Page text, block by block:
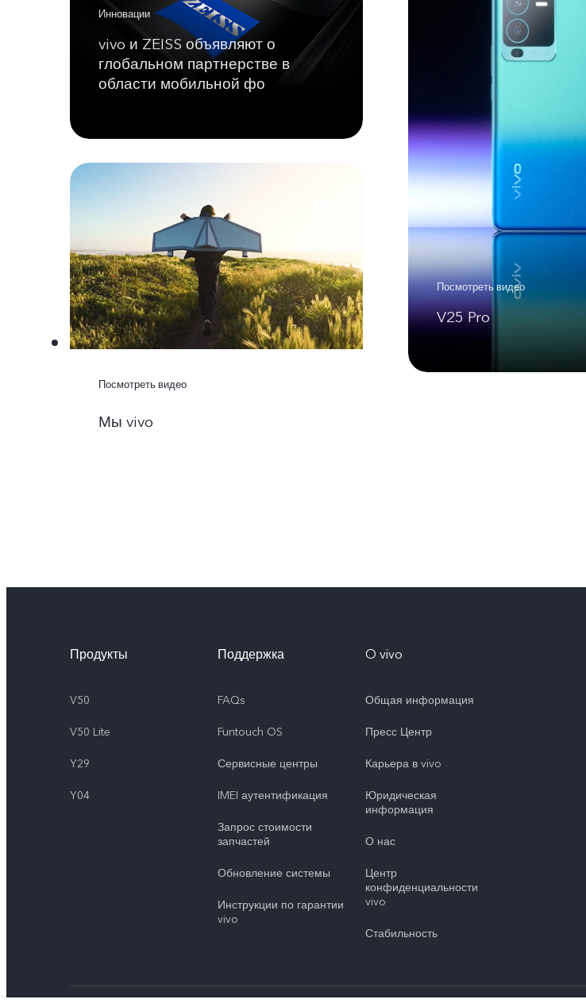
Инновации
vivo и ZEISS объявляют о
глобальном партнерстве в
области мобильной фо
Посмотреть видео
V25 Pro
Посмотреть видео
Мы vivo
Продукты
V50
V50 Lite
Y29
Y04
Поддержка
FAQs
Funtouch OS
Сервисные центры
IMEI аутентификация
Запрос стоимости
запчастей
Обновление системы
Инструкции по гарантии
vivo
O vivo
Общая информация
Пресс Центр
Карьера в vivo
Юридическая
информация
О нас
Центр
конфиденциальности
vivo
Стабильность